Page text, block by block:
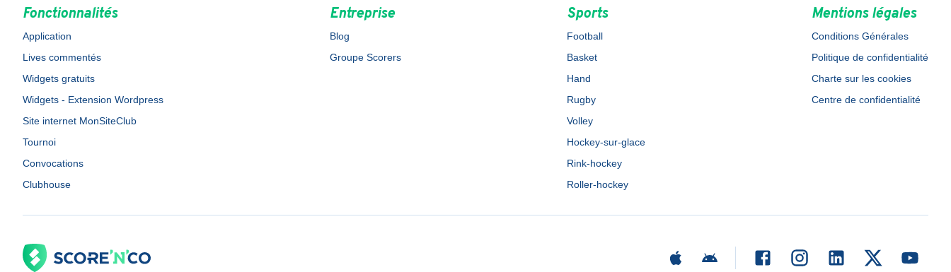
Fonctionnalités
Application
Lives commentés
Widgets gratuits
Widgets - Extension Wordpress
Site internet MonSiteClub
Tournoi
Convocations
Clubhouse
Entreprise
Blog
Groupe Scorers
Sports
Football
Basket
Hand
Rugby
Volley
Hockey-sur-glace
Rink-hockey
Roller-hockey
Mentions légales
Conditions Générales
Politique de confidentialité
Charte sur les cookies
Centre de confidentialité